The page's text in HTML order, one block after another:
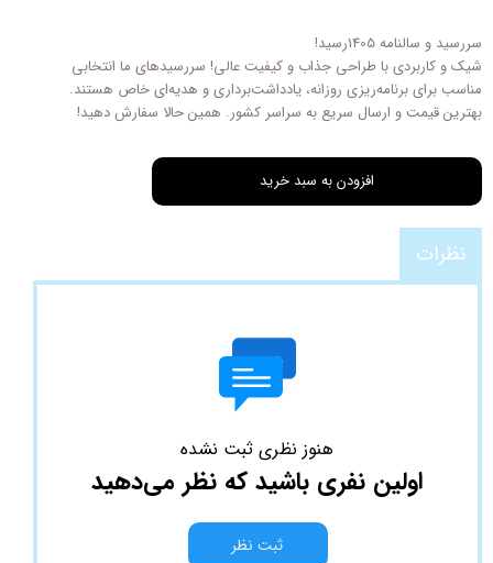
سررسید و سالنامه 1405رسید!
شیک و کاربردی با طراحی‌ جذاب و کیفیت عالی! سررسیدهای ما انتخابی
مناسب برای برنامه‌ریزی روزانه، یادداشت‌برداری و هدیه‌ای خاص هستند.
بهترین قیمت و ارسال سریع به سراسر کشور. همین حالا سفارش دهید!
افزودن به سبد خرید
نظرات
هنوز نظری ثبت نشده
اولین نفری باشید که نظر می‌دهید
ثبت نظر